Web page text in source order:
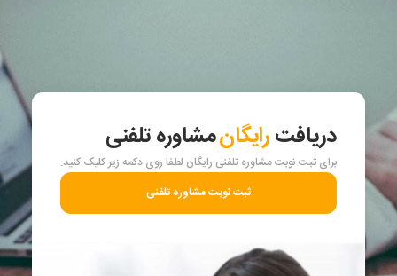
دریافترایگانمشاوره تلفنی
برای ثبت نوبت مشاوره تلفنی رایگان لطفا روی دکمه زیر کلیک کنید.
ثبت نوبت مشاوره تلفنی